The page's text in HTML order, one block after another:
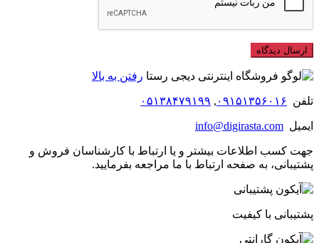
رفتن به بالا
تلفن ۰۹۱۵۱۳۵۶۰۱۶ , ۰۵۱۳۸۴۷۹۱۹۹
ایمیل info@digirasta.com
جهت کسب اطلاعات بیشتر و یا ارتباط با کارشناسان فروش و
پشتیبانی، به صفحه ارتباط با ما مراجعه بفرمایید.
پشتیبانی با کیفیت